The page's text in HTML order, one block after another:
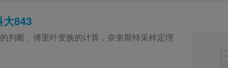
大843
判断，傅里叶变换的计算，奈奎斯特采样定理